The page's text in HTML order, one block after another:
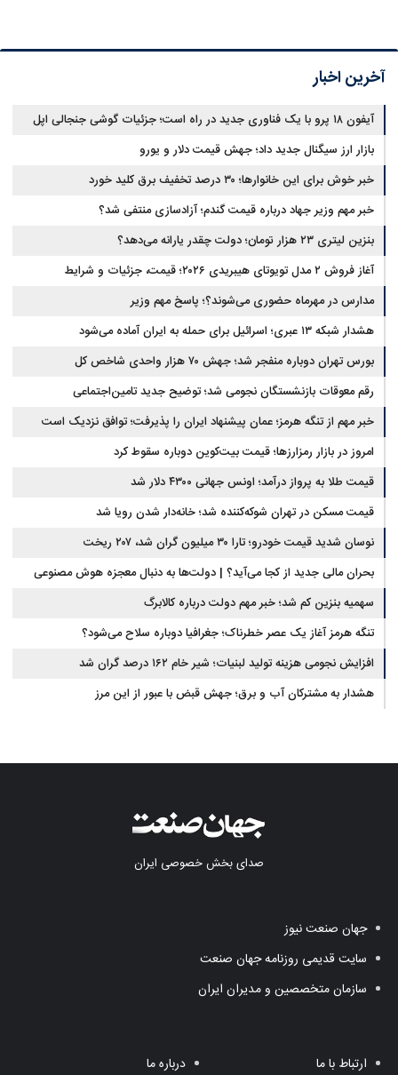
آخرین اخبار
آیفون ۱۸ پرو با یک فناوری جدید در راه است؛ جزئیات گوشی جنجالی اپل
بازار ارز سیگنال جدید داد؛ جهش قیمت دلار و یورو
خبر خوش برای این خانوارها؛ ۳۰ درصد تخفیف برق کلید خورد
خبر مهم وزیر جهاد درباره قیمت گندم؛ آزادسازی منتفی شد؟
بنزین لیتری ۲۳ هزار تومان؛ دولت چقدر یارانه می‌دهد؟
آغاز فروش ۲ مدل تویوتای هیبریدی ۲۰۲۶؛ قیمت، جزئیات و شرایط
مدارس در مهرماه حضوری می‌شوند؟؛ پاسخ مهم وزیر
هشدار شبکه ۱۳ عبری؛ اسرائیل برای حمله به ایران آماده می‌شود
بورس تهران دوباره منفجر شد؛ جهش ۷۰ هزار واحدی شاخص کل
رقم معوقات بازنشستگان نجومی شد؛ توضیح جدید تامین‌اجتماعی
خبر مهم از تنگه هرمز؛ عمان پیشنهاد ایران را پذیرفت؛ توافق نزدیک است
امروز در بازار رمزارزها؛ قیمت بیت‌کوین دوباره سقوط کرد
قیمت طلا به پرواز درآمد؛ اونس جهانی ۴۳۰۰ دلار شد
قیمت مسکن در تهران شوکه‌کننده شد؛ خانه‌دار شدن رویا شد
نوسان شدید قیمت خودرو؛ تارا ۳۰ میلیون گران شد، ۲۰۷ ریخت
بحران مالی جدید از کجا می‌آید؟ | دولت‌ها به دنبال معجزه هوش مصنوعی
سهمیه بنزین کم شد؛ خبر مهم دولت درباره کالابرگ
تنگه هرمز آغاز یک عصر خطرناک؛ جغرافیا دوباره سلاح می‌شود؟
افزایش نجومی هزینه تولید لبنیات؛ شیر خام ۱۶۲ درصد گران شد
هشدار به مشترکان آب و برق؛ جهش قبض با عبور از این مرز
صدای بخش خصوصی ایران
جهان صنعت نیوز
سایت قدیمی روزنامه جهان صنعت
سازمان متخصصین و مدیران ایران
ارتباط با ما درباره ما